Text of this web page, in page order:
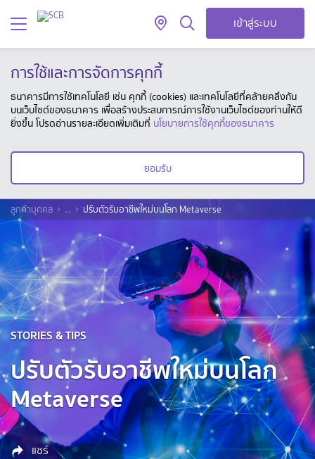
เข้าสู่ระบบ
การใช้และการจัดการคุกกี้
ธนาคารมีการใช้เทคโนโลยี เช่น คุกกี้ (cookies) และเทคโนโลยีที่คล้ายคลึงกัน
บนเว็บไซต์ของธนาคาร เพื่อสร้างประสบการณ์การใช้งานเว็บไซต์ของท่านให้ดี
ยิ่งขึ้น โปรดอ่านรายละเอียดเพิ่มเติมที่ นโยบายการใช้คุกกี้ของธนาคาร
ยอมรับ
ลูกค้าบุคคล ... ปรับตัวรับอาชีพใหม่บนโลก Metaverse
STORIES & TIPS
ปรับตัวรับอาชีพใหม่บนโลก
Metaverse
แชร์